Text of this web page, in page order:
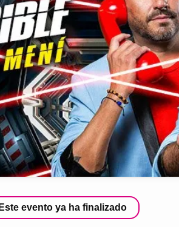
Este evento ya ha finalizado